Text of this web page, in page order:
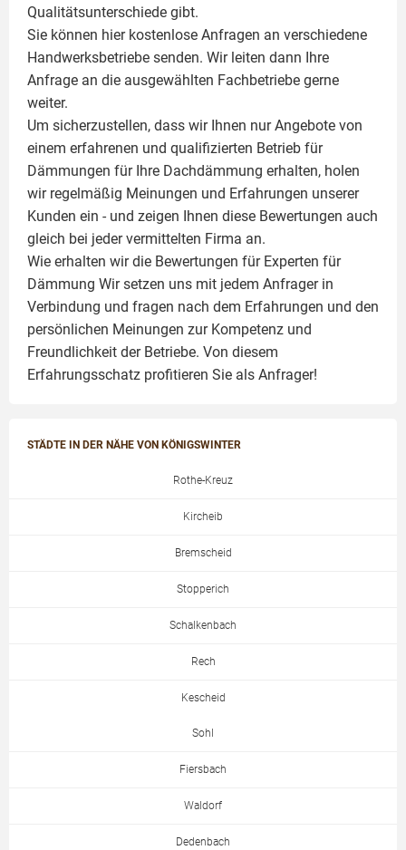
Qualitätsunterschiede gibt.
Sie können hier kostenlose Anfragen an verschiedene
Handwerksbetriebe senden. Wir leiten dann Ihre
Anfrage an die ausgewählten Fachbetriebe gerne
weiter.
Um sicherzustellen, dass wir Ihnen nur Angebote von
einem erfahrenen und qualifizierten Betrieb für
Dämmungen für Ihre Dachdämmung erhalten, holen
wir regelmäßig Meinungen und Erfahrungen unserer
Kunden ein - und zeigen Ihnen diese Bewertungen auch
gleich bei jeder vermittelten Firma an.
Wie erhalten wir die Bewertungen für Experten für
Dämmung Wir setzen uns mit jedem Anfrager in
Verbindung und fragen nach dem Erfahrungen und den
persönlichen Meinungen zur Kompetenz und
Freundlichkeit der Betriebe. Von diesem
Erfahrungsschatz profitieren Sie als Anfrager!
STÄDTE IN DER NÄHE VON KÖNIGSWINTER
Rothe-Kreuz
Kircheib
Bremscheid
Stopperich
Schalkenbach
Rech
Kescheid
Sohl
Fiersbach
Waldorf
Dedenbach